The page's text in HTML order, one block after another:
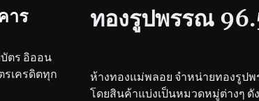
ทองรูปพรรณ
ห้างทองแม่พลอย จำหน่ายทองรูปพ
โดยสินค้าแบ่งเป็นหมวดหมู่ต่างๆ ดั
าร
ตร อิออน
รเครดิตทุก